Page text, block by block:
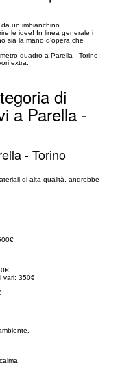
un imbianchino
le idee! In linea generale i
sia la mano d'opera che
quadro a Parella - Torino
extra.
di
a Parella -
- Torino
di alta qualità, andrebbe
vari: 350€